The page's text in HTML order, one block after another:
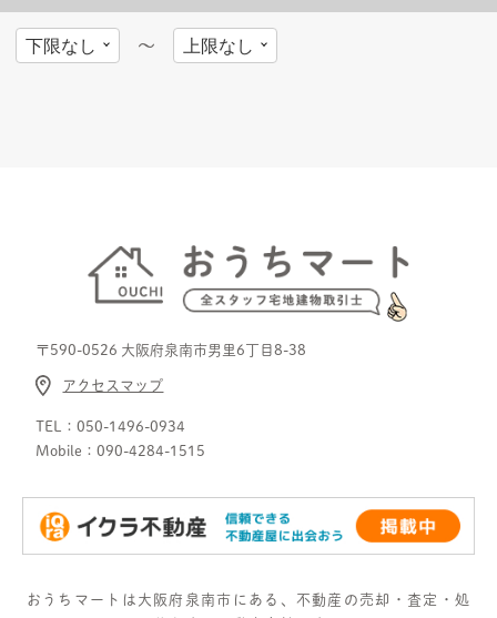
〜
〒590-0526 ⼤阪府泉南市男⾥6丁⽬8-38
アクセスマップ
TEL：050-1496-0934
Mobile：090-4284-1515
おうちマートは大阪府泉南市にある、不動産の売却・査定・処